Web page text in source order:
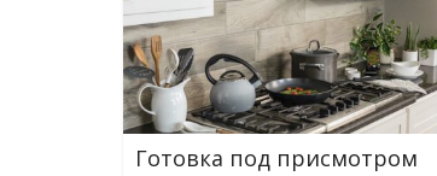
Готовка под присмотром